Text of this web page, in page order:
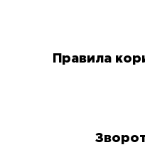
Правила